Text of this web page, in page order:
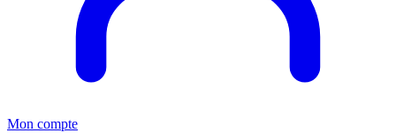
Mon compte